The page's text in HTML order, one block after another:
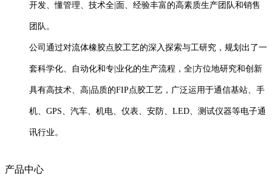
开发、懂管理、技术全|面、经验丰富的高素质生产团队和销售
团队。
公司通过对流体橡胶点胶工艺的深入探索与工研究，规划出了一
套科学化、自动化和专|业化的生产流程，全|方位地研究和创新
具有高技术、高|品质的FIP点胶工艺，广泛运用于通信基站、手
机、GPS、汽车、机电、仪表、安防、LED、测试仪器等电子通
讯行业。
产品中心